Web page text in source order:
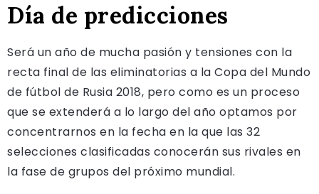
Día de predicciones
Será un año de mucha pasión y tensiones con la
recta final de las eliminatorias a la Copa del Mundo
de fútbol de Rusia 2018, pero como es un proceso
que se extenderá a lo largo del año optamos por
concentrarnos en la fecha en la que las 32
selecciones clasificadas conocerán sus rivales en
la fase de grupos del próximo mundial.